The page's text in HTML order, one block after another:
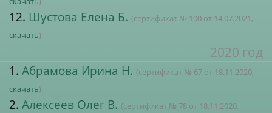
12. Шустова Елена Б. (сертификат № 100 от 14.07.2021,
скачать)
2020 год
1. Абрамова Ирина Н. (сертификат № 67 от 18.11.2020,
скачать)
2. Алексеев Олег В. (сертификат № 78 от 18.11.2020,